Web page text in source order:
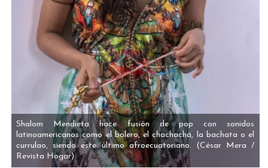
Shalom Mendieta hace fusión de pop con sonidos
latinoamericanos como el bolero, el chachachá, la bachata o el
currulao, siendo este último afroecuatoriano. (César Mera /
Revista Hogar)